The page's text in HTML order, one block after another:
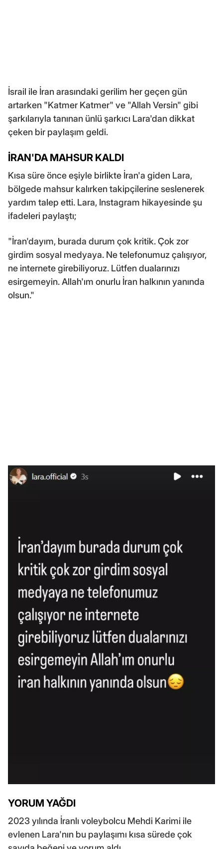
İsrail ile İran arasındaki gerilim her geçen gün
artarken "Katmer Katmer" ve "Allah Versin" gibi
şarkılarıyla tanınan ünlü şarkıcı Lara'dan dikkat
çeken bir paylaşım geldi.
İRAN'DA MAHSUR KALDI
Kısa süre önce eşiyle birlikte İran'a giden Lara,
bölgede mahsur kalırken takipçilerine seslenerek
yardım talep etti. Lara, Instagram hikayesinde şu
ifadeleri paylaştı;
"İran'dayım, burada durum çok kritik. Çok zor
girdim sosyal medyaya. Ne telefonumuz çalışıyor,
ne internete girebiliyoruz. Lütfen dualarınızı
esirgemeyin. Allah'ım onurlu İran halkının yanında
olsun."
YORUM YAĞDI
2023 yılında İranlı voleybolcu Mehdi Karimi ile
evlenen Lara'nın bu paylaşımı kısa sürede çok